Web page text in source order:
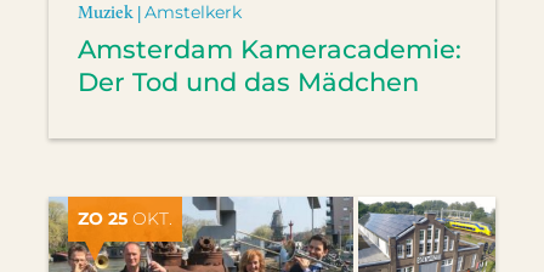
Muziek |Amstelkerk
Amsterdam Kameracademie:
Der Tod und das Mädchen
ZO 25 OKT.